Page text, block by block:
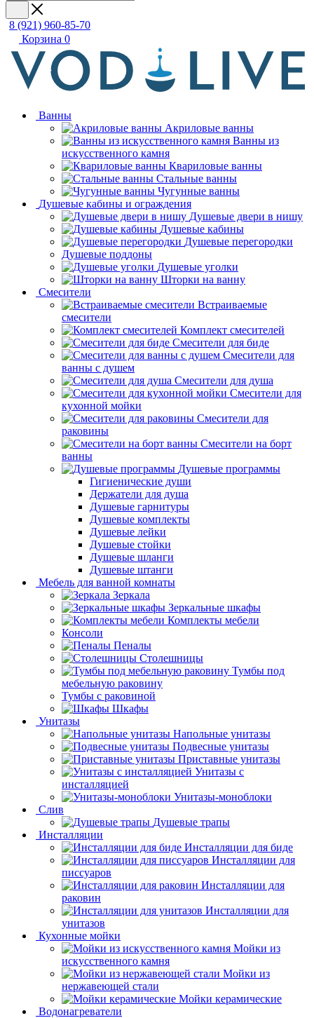
8 (921) 960-85-70
Корзина 0
Ванны
Акриловые ванны
Ванны из
искусственного камня
Квариловые ванны
Стальные ванны
Чугунные ванны
Душевые кабины и ограждения
Душевые двери в нишу
Душевые кабины
Душевые перегородки
Душевые поддоны
Душевые уголки
Шторки на ванну
Смесители
Встраиваемые
смесители
Комплект смесителей
Смесители для биде
Смесители для
ванны с душем
Смесители для душа
Смесители для
кухонной мойки
Смесители для
раковины
Смесители на борт
ванны
Душевые программы
Гигиенические души
Держатели для душа
Душевые гарнитуры
Душевые комплекты
Душевые лейки
Душевые стойки
Душевые шланги
Душевые штанги
Мебель для ванной комнаты
Зеркала
Зеркальные шкафы
Комплекты мебели
Консоли
Пеналы
Столешницы
Тумбы под
мебельную раковину
Тумбы с раковиной
Шкафы
Унитазы
Напольные унитазы
Подвесные унитазы
Приставные унитазы
Унитазы с
инсталляцией
Унитазы-моноблоки
Слив
Душевые трапы
Инсталляции
Инсталляции для биде
Инсталляции для
писсуаров
Инсталляции для
раковин
Инсталляции для
унитазов
Кухонные мойки
Мойки из
искусственного камня
Мойки из
нержавеющей стали
Мойки керамические
Водонагреватели